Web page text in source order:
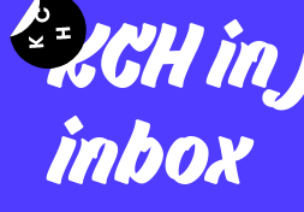
KCH
inbox